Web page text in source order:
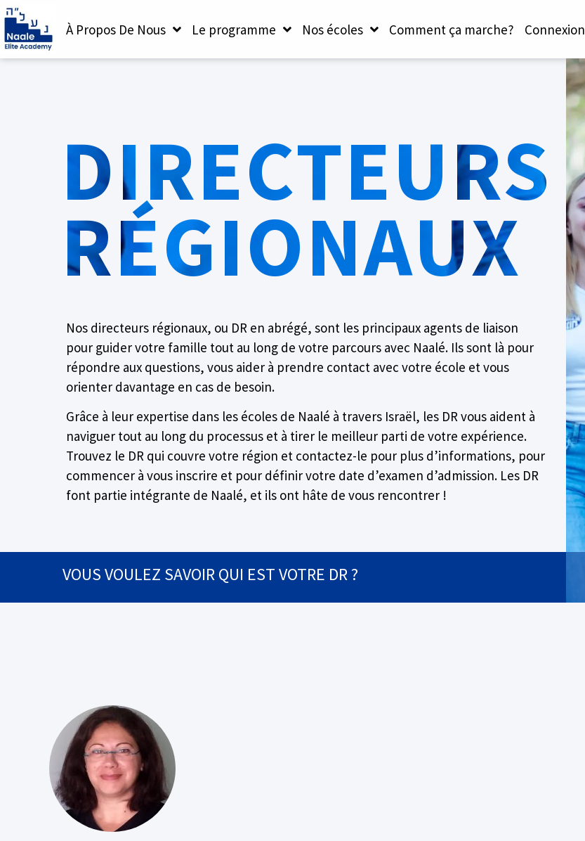
À Propos De Nous Le programme Nos écoles Comment ça marche? Connexion
DIRECTEURS
RÉGIONAUX
Nos directeurs régionaux, ou DR en abrégé, sont les principaux agents de liaison
pour guider votre famille tout au long de votre parcours avec Naalé. Ils sont là pour
répondre aux questions, vous aider à prendre contact avec votre école et vous
orienter davantage en cas de besoin.
Grâce à leur expertise dans les écoles de Naalé à travers Israël, les DR vous aident à
naviguer tout au long du processus et à tirer le meilleur parti de votre expérience.
Trouvez le DR qui couvre votre région et contactez-le pour plus d’informations, pour
commencer à vous inscrire et pour définir votre date d’examen d’admission. Les DR
font partie intégrante de Naalé, et ils ont hâte de vous rencontrer !
VOUS VOULEZ SAVOIR QUI EST VOTRE DR ?